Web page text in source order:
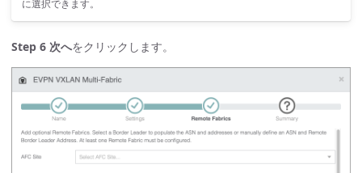
に選択できます。
Step 6 次へをクリックします。